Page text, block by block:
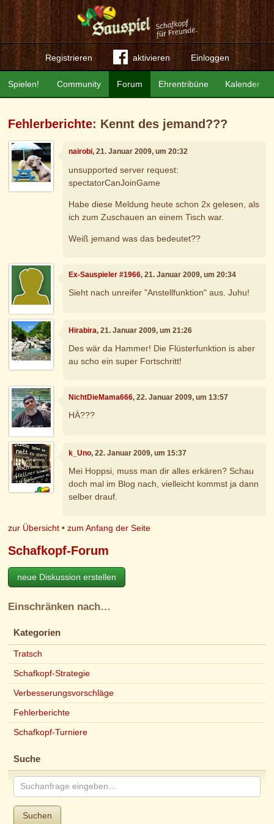
Registrieren aktivieren Einloggen
Community Forum Ehrentribüne Kalender
Spielen!
Fehlerberichte: Kennt des jemand???
nairobi, 21. Januar 2009, um 20:32
unsupported server request:
spectatorCanJoinGame
Habe diese Meldung heute schon 2x gelesen, als
ich zum Zuschauen an einem Tisch war.
Weiß jemand was das bedeutet??
Ex-Sauspieler #1966, 21. Januar 2009, um 20:34
Sieht nach unreifer "Anstellfunktion" aus. Juhu!
Hirabira, 21. Januar 2009, um 21:26
Des wär da Hammer! Die Flüsterfunktion is aber
au scho ein super Fortschritt!
NichtDieMama666, 22. Januar 2009, um 13:57
HÄ???
k_Uno, 22. Januar 2009, um 15:37
Mei Hoppsi, muss man dir alles erkären? Schau
doch mal im Blog nach, vielleicht kommst ja dann
selber drauf.
zur Übersicht •zum Anfang der Seite
Schafkopf-Forum
neue Diskussion erstellen
Einschränken nach…
Kategorien
Tratsch
Schafkopf-Strategie
Verbesserungsvorschläge
Fehlerberichte
Schafkopf-Turniere
Suche
Suchen